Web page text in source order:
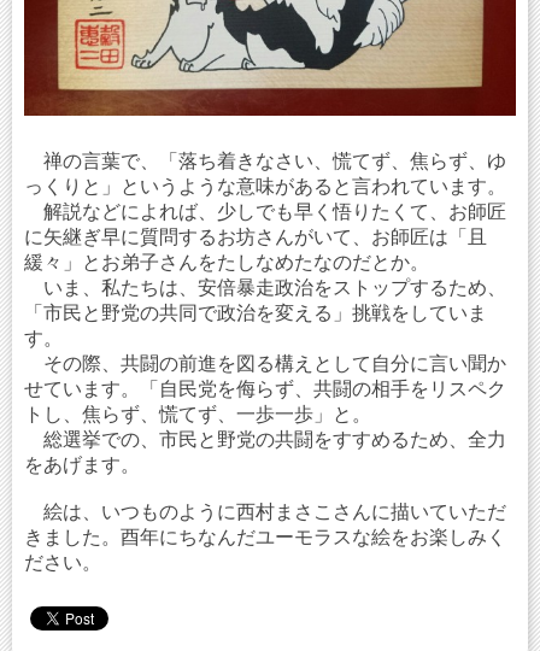
禅の言葉で、「落ち着きなさい、慌てず、焦らず、ゆ
っくりと」というような意味があると言われています。
解説などによれば、少しでも早く悟りたくて、お師匠
に矢継ぎ早に質問するお坊さんがいて、お師匠は「且
緩々」とお弟子さんをたしなめたなのだとか。
いま、私たちは、安倍暴走政治をストップするため、
「市民と野党の共同で政治を変える」挑戦をしていま
す。
その際、共闘の前進を図る構えとして自分に言い聞か
せています。「自民党を侮らず、共闘の相手をリスペク
トし、焦らず、慌てず、一歩一歩」と。
総選挙での、市民と野党の共闘をすすめるため、全力
をあげます。
絵は、いつものように西村まさこさんに描いていただ
きました。酉年にちなんだユーモラスな絵をお楽しみく
ださい。